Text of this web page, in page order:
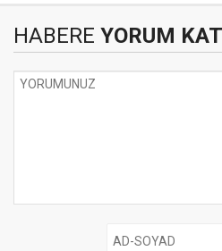
HABERE YORUM KAT